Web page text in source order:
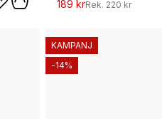
189 krRek. 220 kr
KAMPANJ
-14%